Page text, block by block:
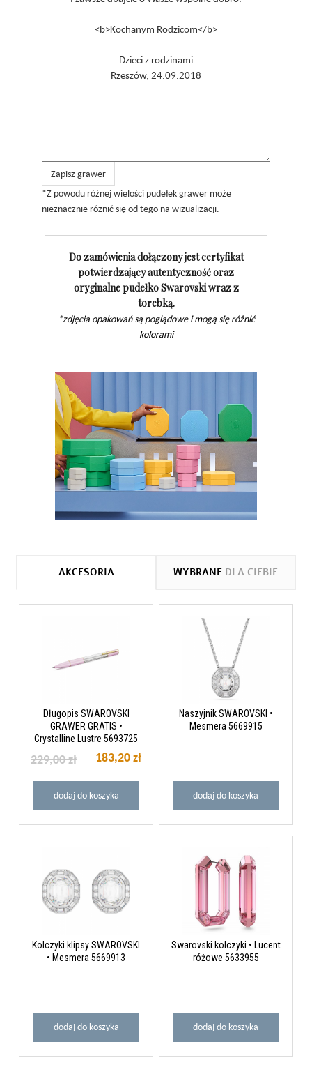
Zapisz grawer
*Z powodu różnej wielości pudełek grawer może
nieznacznie różnić się od tego na wizualizacji.
Do zamówienia dołączony jest certyfikat
potwierdzający autentyczność oraz
oryginalne pudełko Swarovski wraz z
torebką.
*zdjęcia opakowań są poglądowe i mogą się różnić
kolorami
AKCESORIA WYBRANE DLA CIEBIE
Długopis SWAROVSKI
GRAWER GRATIS •
Crystalline Lustre 5693725
183,20 zł
229,00 zł
dodaj do koszyka
Naszyjnik SWAROVSKI •
Mesmera 5669915
dodaj do koszyka
Kolczyki klipsy SWAROVSKI
• Mesmera 5669913
dodaj do koszyka
Swarovski kolczyki • Lucent
różowe 5633955
dodaj do koszyka